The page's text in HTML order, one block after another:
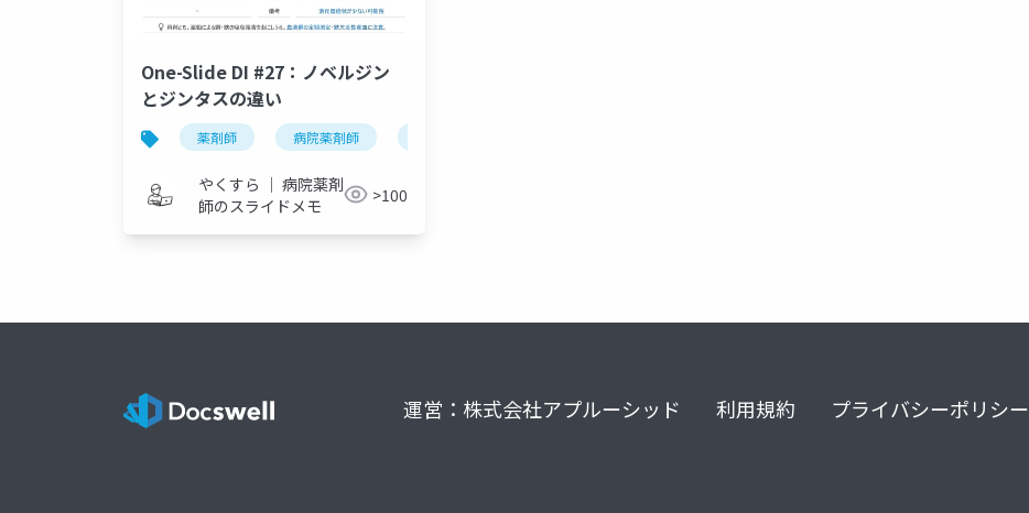
One-Slide DI #27：ノベルジン
とジンタスの違い
薬剤師 病院薬剤師
やくすら ｜ 病院薬剤
師のスライドメモ
>100
運営：株式会社アプルーシッド 利用規約 プライバシーポリシー